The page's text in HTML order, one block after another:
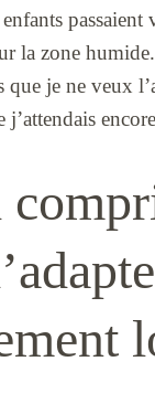
la zone
que je ne veux
j’attendais